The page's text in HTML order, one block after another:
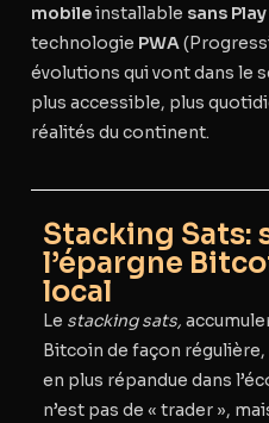
mobileinstallable sans
technologie PWA
évolutions qui vont dans le
plus accessible, plus
réalités du continent.
Stacking Sats:
l’épargne
local
Le stacking sats,
Bitcoin de façon
en plus répandue dans
n’est pas de « trader »,